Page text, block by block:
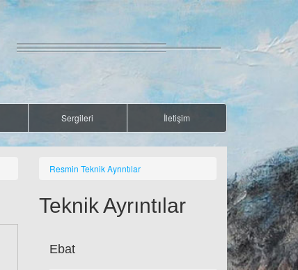
Sergileri İletişim
Resmin Teknik Ayrıntılar
Teknik Ayrıntılar
Ebat